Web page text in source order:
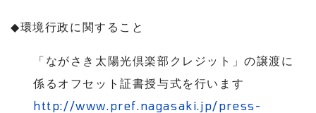
◆環境行政に関すること
「ながさき太陽光倶楽部クレジット」の譲渡に
係るオフセット証書授与式を行います
http://www.pref.nagasaki.jp/press-